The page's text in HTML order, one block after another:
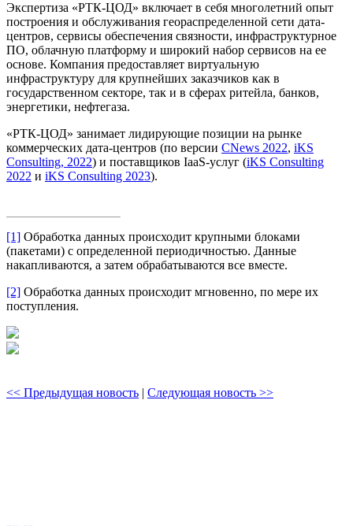
Экспертиза «РТК-ЦОД» включает в себя многолетний опыт
построения и обслуживания геораспределенной сети дата-
центров, сервисы обеспечения связности, инфраструктурное
ПО, облачную платформу и широкий набор сервисов на ее
основе. Компания предоставляет виртуальную
инфраструктуру для крупнейших заказчиков как в
государственном секторе, так и в сферах ритейла, банков,
энергетики, нефтегаза.
«РТК-ЦОД» занимает лидирующие позиции на рынке
коммерческих дата-центров (по версии CNews 2022, iKS
Consulting, 2022) и поставщиков IaaS-услуг (iKS Consulting
2022 и iKS Consulting 2023).
[1] Обработка данных происходит крупными блоками
(пакетами) с определенной периодичностью. Данные
накапливаются, а затем обрабатываются все вместе.
[2] Обработка данных происходит мгновенно, по мере их
поступления.
<< Предыдущая новость | Следующая новость >>